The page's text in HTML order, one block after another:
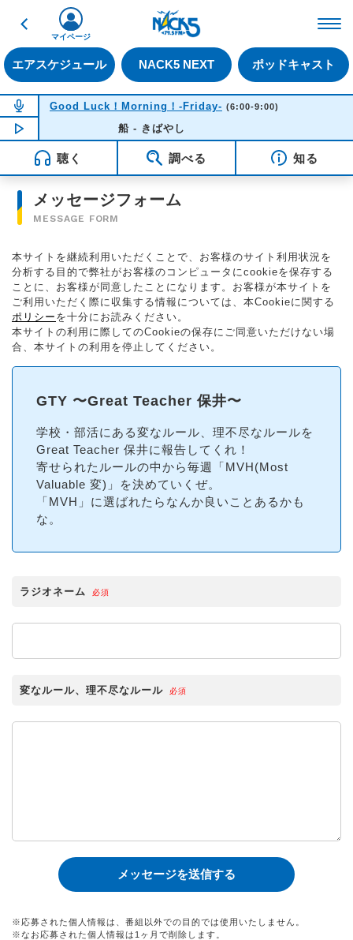
戻る
エアスケジュール NACK5 NEXT ポッドキャスト
マイページ
NOW ON AIR
Good Luck！Morning！-Friday- (6:00-9:00)
NOW PLAYING06:33
船 - きばやし
聴く 調べる 知る
メッセージフォーム
MESSAGE FORM
本サイトを継続利用いただくことで、お客様のサイト利用状況を
分析する目的で弊社がお客様のコンピュータにcookieを保存する
ことに、お客様が同意したことになります。お客様が本サイトを
ご利用いただく際に収集する情報については、本Cookieに関する
ポリシー を十分にお読みください。
本サイトの利用に際してのCookieの保存にご同意いただけない場
合、本サイトの利用を停止してください。
GTY 〜Great Teacher 保井〜
学校・部活にある変なルール、理不尽なルールを
Great Teacher 保井に報告してくれ！
寄せられたルールの中から毎週「MVH(Most
Valuable 変)」を決めていくぜ。
「MVH」に選ばれたらなんか良いことあるかも
な。
ラジオネーム 必須
変なルール、理不尽なルール 必須
※応募された個人情報は、番組以外での目的では使用いたしません。
※なお応募された個人情報は1ヶ月で削除します。